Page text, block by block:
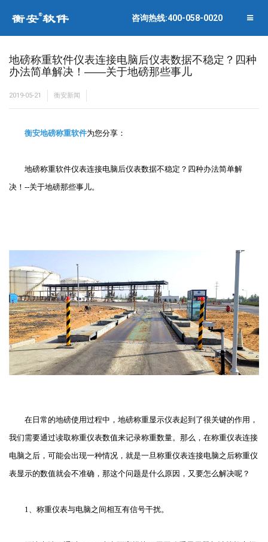
咨询热线:400-058-0020
地磅称重软件仪表连接电脑后仪表数据不稳定？四种
办法简单解决！――关于地磅那些事儿
2019-05-21 衡安新闻
衡安地磅称重软件为您分享：
地磅称重软件仪表连接电脑后仪表数据不稳定？四种办法简单解
决！--关于地磅那些事儿。
在日常的地磅使用过程中，地磅称重显示仪表起到了很关键的作用，
我们需要通过读取称重仪表数值来记录称重数量。那么，在称重仪表连接
电脑之后，可能会出现一种情况，就是一旦称重仪表连接电脑之后称重仪
表显示的数值就会不准确，那这个问题是什么原因，又要怎么解决呢？
1、称重仪表与电脑之间相互有信号干扰。